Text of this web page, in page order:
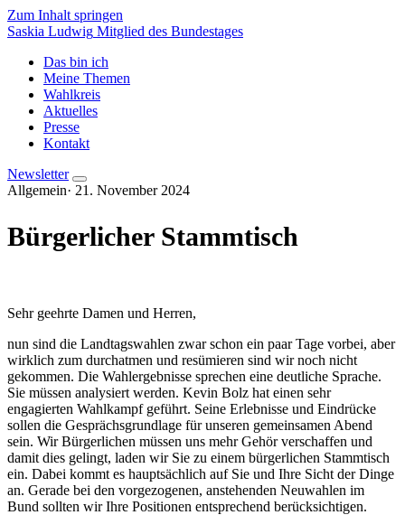
Zum Inhalt springen
Saskia Ludwig Mitglied des Bundestages
Das bin ich
Meine Themen
Wahlkreis
Aktuelles
Presse
Kontakt
Newsletter
Allgemein· 21. November 2024
Bürgerlicher Stammtisch
Sehr geehrte Damen und Herren,
nun sind die Landtagswahlen zwar schon ein paar Tage vorbei, aber
wirklich zum durchatmen und resümieren sind wir noch nicht
gekommen. Die Wahlergebnisse sprechen eine deutliche Sprache.
Sie müssen analysiert werden. Kevin Bolz hat einen sehr
engagierten Wahlkampf geführt. Seine Erlebnisse und Eindrücke
sollen die Gesprächsgrundlage für unseren gemeinsamen Abend
sein. Wir Bürgerlichen müssen uns mehr Gehör verschaffen und
damit dies gelingt, laden wir Sie zu einem bürgerlichen Stammtisch
ein. Dabei kommt es hauptsächlich auf Sie und Ihre Sicht der Dinge
an. Gerade bei den vorgezogenen, anstehenden Neuwahlen im
Bund sollten wir Ihre Positionen entsprechend berücksichtigen.